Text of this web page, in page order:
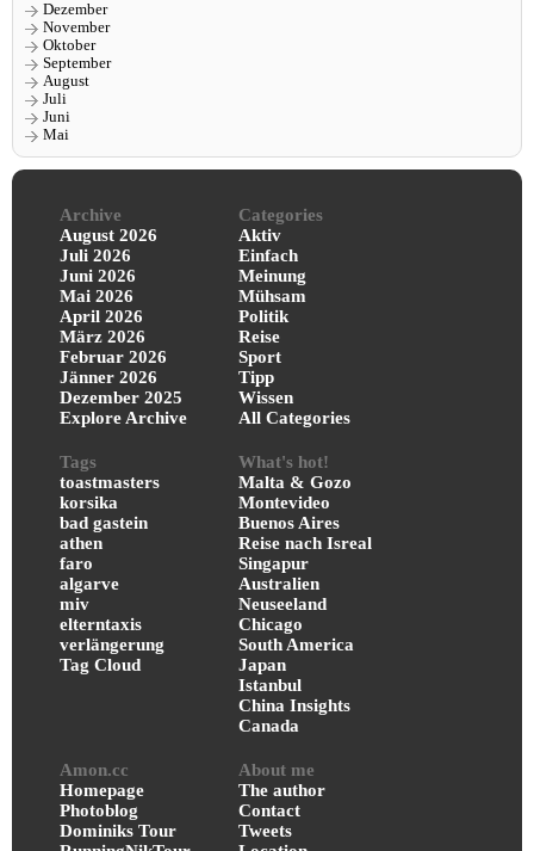
Dezember
November
Oktober
September
August
Juli
Juni
Mai
Archive
August 2026
Juli 2026
Juni 2026
Mai 2026
April 2026
März 2026
Februar 2026
Jänner 2026
Dezember 2025
Explore Archive
Categories
Aktiv
Einfach
Meinung
Mühsam
Politik
Reise
Sport
Tipp
Wissen
All Categories
Tags
toastmasters
korsika
bad gastein
athen
faro
algarve
miv
elterntaxis
verlängerung
Tag Cloud
What's hot!
Malta & Gozo
Montevideo
Buenos Aires
Reise nach Isreal
Singapur
Australien
Neuseeland
Chicago
South America
Japan
Istanbul
China Insights
Canada
Amon.cc
Homepage
Photoblog
Dominiks Tour
About me
The author
Contact
Tweets